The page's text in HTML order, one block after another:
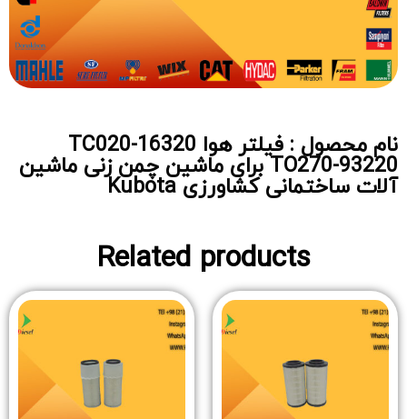
نام محصول : فیلتر هوا TC020-16320
TO270-93220 برای ماشین چمن زنی ماشین
آلات ساختمانی کشاورزی Kubota
Related products